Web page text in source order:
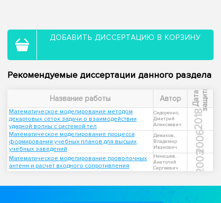
ДОБАВИТЬ ДИССЕРТАЦИЮ В КОРЗИНУ
Рекомендуемые диссертации данного раздела
Название работы Автор Д
а
т
а
з
а
щ
и
т ы
Математическое моделирование методом
декартовых сеток задачи о взаимодействии
ударной волны с системой тел
Сидоренко,
Дмитрий
Алексеевич
2018
Математическое моделирование процесса
формирования учебных планов для высших
учебных заведений
Демаков,
Владимир
Иванович
2006
Математическое моделирование проволочных
антенн и расчет входного сопротивления
Ненашев,
Анатолий
Сергеевич
2003